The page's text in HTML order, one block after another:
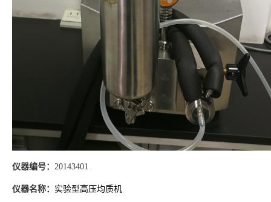
仪器编号： 20143401
仪器名称： 实验型高压均质机